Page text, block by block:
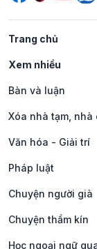
Trang chủ
Xem nhiều
Bàn và luận
Xóa nhà tạm, nhà
Văn hóa - Giải trí
Pháp luật
Chuyện người già
Chuyện thầm kín
Học ngoại ngữ